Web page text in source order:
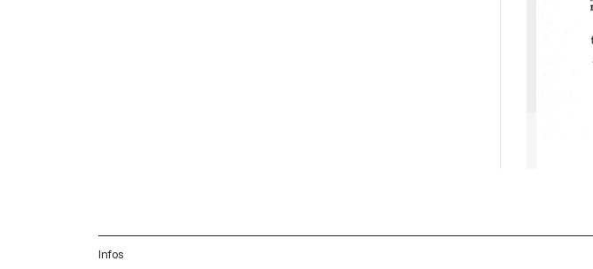
Infos